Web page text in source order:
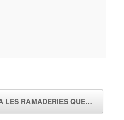
LES RAMADERIES QUE…